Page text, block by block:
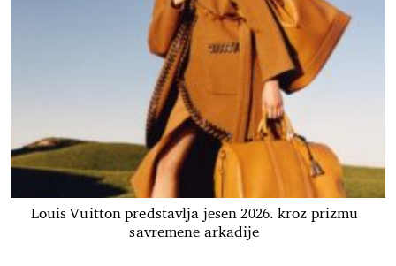
Louis Vuitton predstavlja jesen 2026. kroz prizmu
savremene arkadije